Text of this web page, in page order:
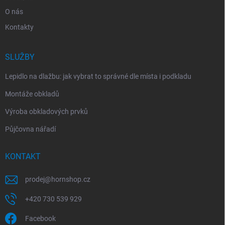
O nás
Kontakty
SLUŽBY
Lepidlo na dlažbu: jak vybrat to správné dle místa i podkladu
Montáže obkladů
Výroba obkladových prvků
Půjčovna nářadí
KONTAKT
prodej@hornshop.cz
+420 730 539 929
Facebook